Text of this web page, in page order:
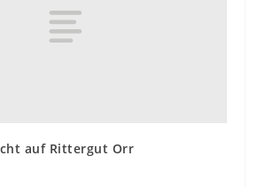
auf Rittergut Orr